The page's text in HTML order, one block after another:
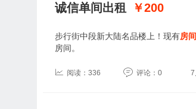
诚信单间出租 ￥200
步行街中段新大陆名品楼上！现有房
房间。
阅读：336 评论：0 7